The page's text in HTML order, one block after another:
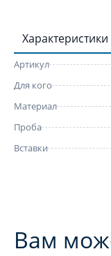
Характеристики
Артикул
Для кого
Материал
Проба
Вставки
Вам